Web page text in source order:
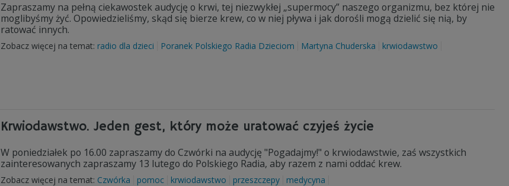
Zapraszamy na pełną ciekawostek audycję o krwi, tej niezwykłej „supermocy” naszego organizmu, bez której nie
moglibyśmy żyć. Opowiedzieliśmy, skąd się bierze krew, co w niej pływa i jak dorośli mogą dzielić się nią, by
ratować innych.
Zobacz więcej na temat: radio dla dzieci Poranek Polskiego Radia Dzieciom Martyna Chuderska krwiodawstwo
Krwiodawstwo. Jeden gest, który może uratować czyjeś życie
W poniedziałek po 16.00 zapraszamy do Czwórki na audycję "Pogadajmy!" o krwiodawstwie, zaś wszystkich
zainteresowanych zapraszamy 13 lutego do Polskiego Radia, aby razem z nami oddać krew.
Zobacz więcej na temat: Czwórka pomoc krwiodawstwo przeszczepy medycyna